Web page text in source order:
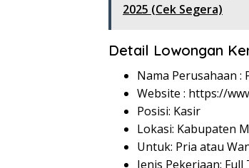
2025 (Cek Segera)
Detail Lowongan
Nama Perusahaan :
Website : https://
Posisi: Kasir
Lokasi: Kabupaten
Untuk: Pria atau
Jenis Pekerjaan: Full